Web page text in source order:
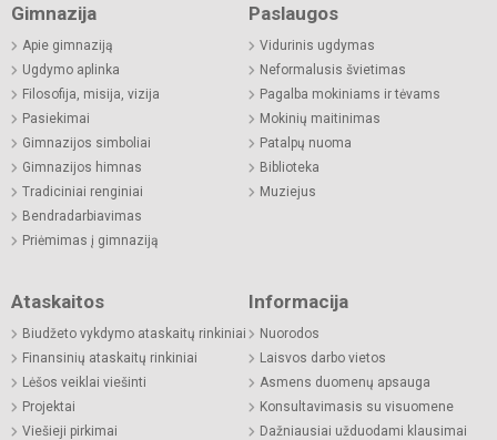
Gimnazija
Apie gimnaziją
Ugdymo aplinka
Filosofija, misija, vizija
Pasiekimai
Gimnazijos simboliai
Gimnazijos himnas
Tradiciniai renginiai
Bendradarbiavimas
Priėmimas į gimnaziją
Paslaugos
Vidurinis ugdymas
Neformalusis švietimas
Pagalba mokiniams ir tėvams
Mokinių maitinimas
Patalpų nuoma
Biblioteka
Muziejus
Ataskaitos
Biudžeto vykdymo ataskaitų rinkiniai
Finansinių ataskaitų rinkiniai
Lėšos veiklai viešinti
Projektai
Viešieji pirkimai
Informacija
Nuorodos
Laisvos darbo vietos
Asmens duomenų apsauga
Konsultavimasis su visuomene
Dažniausiai užduodami klausimai